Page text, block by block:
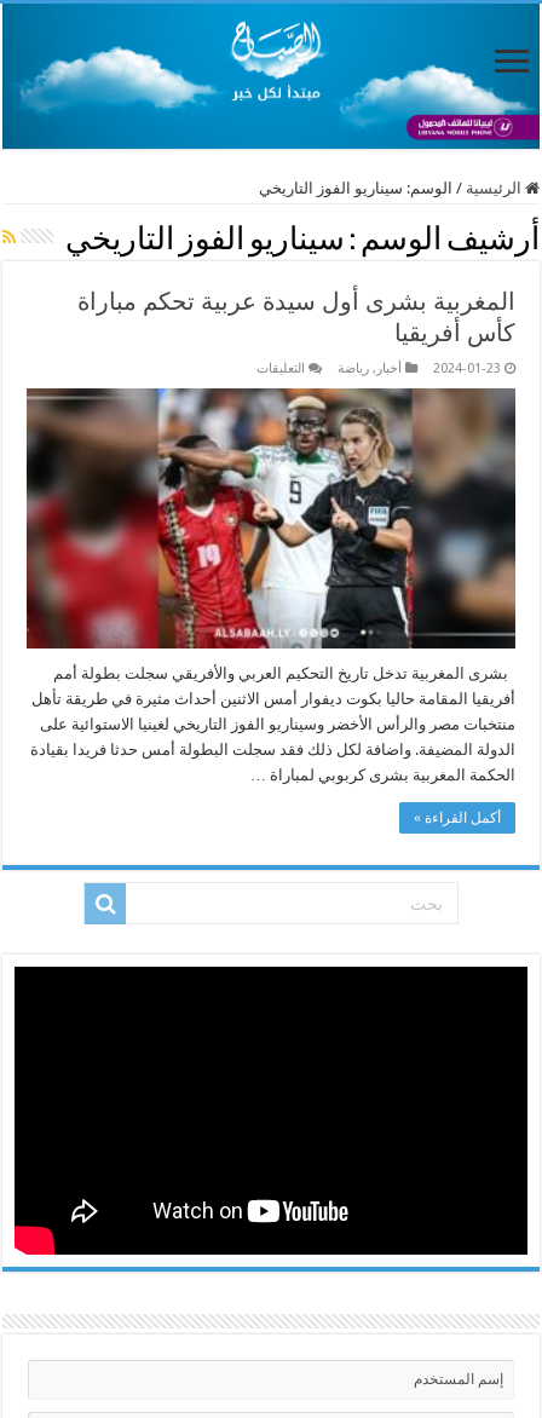
الرئيسية / الوسم: سيناريو الفوز التاريخي
أرشيف الوسم : سيناريو الفوز التاريخي
المغربية بشرى أول سيدة عربية تحكم مباراة
كأس أفريقيا
2024-01-23 أخبار ,رياضة التعليقات
بشرى
أول
سيدة
عربية
تحكم
مباراة
كأس
أفريقيا
مغلقة
بشرى المغربية تدخل تاريخ التحكيم العربي والأفريقي سجلت بطولة أمم
أفريقيا المقامة حاليا بكوت ديفوار أمس الاثنين أحداث مثيرة في طريقة تأهل
منتخبات مصر والرأس الأخضر وسيناريو الفوز التاريخي لغينيا الاستوائية على
الدولة المضيفة. واضافة لكل ذلك فقد سجلت البطولة أمس حدثا فريدا بقيادة
الحكمة المغربية بشرى كربوبي لمباراة …
أكمل القراءة »